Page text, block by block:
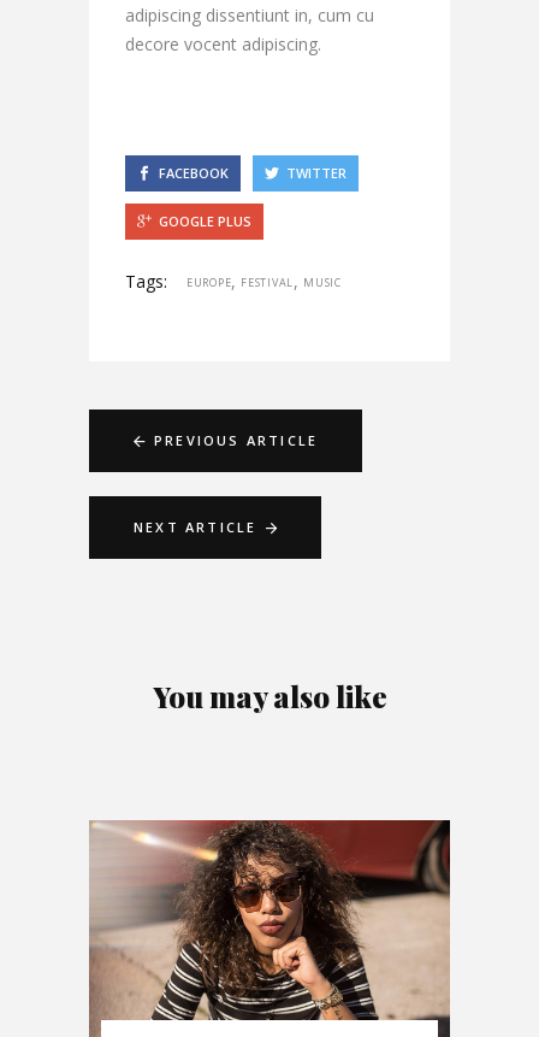
adipiscing dissentiunt in, cum cu
decore vocent adipiscing.
FACEBOOK TWITTER
GOOGLE PLUS
Tags: EUROPE, FESTIVAL, MUSIC
PREVIOUS ARTICLE
NEXT ARTICLE
You may also like